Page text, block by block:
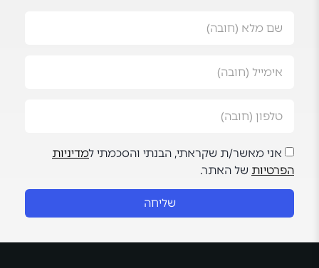
אני מאשר/ת שקראתי, הבנתי והסכמתי למדיניות
הפרטיות של האתר.
שליחה